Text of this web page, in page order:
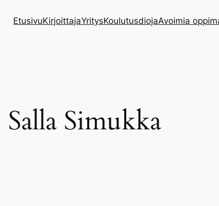
EtusivuKirjoittajaYritysKoulutusdiojaAvoimia
Salla Simukka